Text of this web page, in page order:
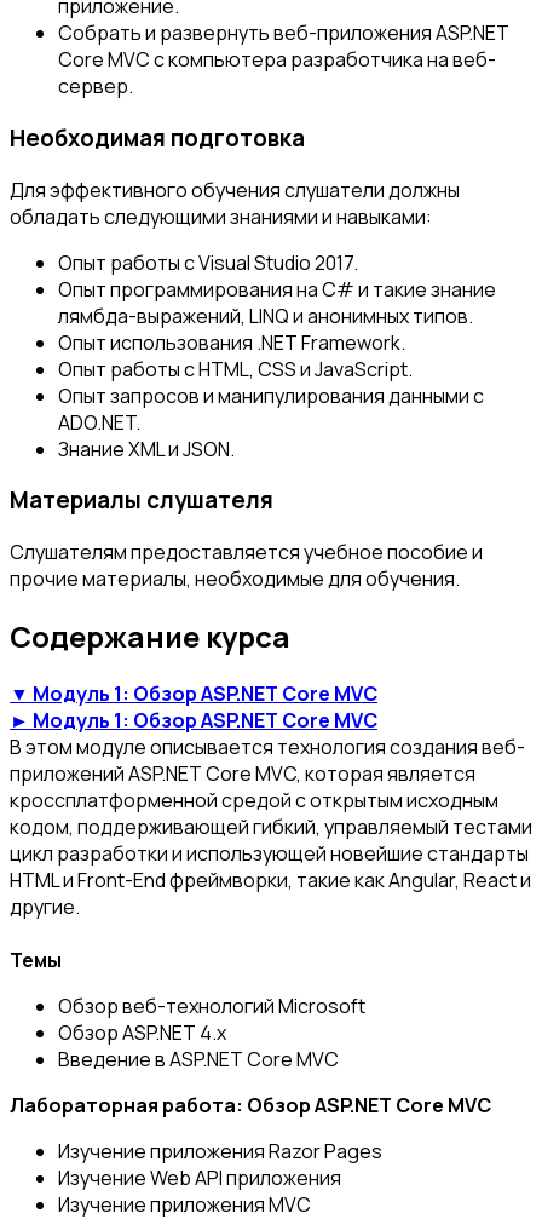
приложение.
Собрать и развернуть веб-приложения ASP.NET
Core MVC с компьютера разработчика на веб-
сервер.
Необходимая подготовка
Для эффективного обучения слушатели должны
обладать следующими знаниями и навыками:
Опыт работы с Visual Studio 2017.
Опыт программирования на C# и такие знание
лямбда-выражений, LINQ и анонимных типов.
Опыт использования .NET Framework.
Опыт работы с HTML, CSS и JavaScript.
Опыт запросов и манипулирования данными с
ADO.NET.
Знание XML и JSON.
Материалы слушателя
Слушателям предоставляется учебное пособие и
прочие материалы, необходимые для обучения.
Содержание курса
▼ Модуль 1: Обзор ASP.NET Core MVC
► Модуль 1: Обзор ASP.NET Core MVC
В этом модуле описывается технология создания веб-
приложений ASP.NET Core MVC, которая является
кроссплатформенной средой с открытым исходным
кодом, поддерживающей гибкий, управляемый тестами
цикл разработки и использующей новейшие стандарты
HTML и Front-End фреймворки, такие как Angular, React и
другие.
Темы
Обзор веб-технологий Microsoft
Обзор ASP.NET 4.x
Введение в ASP.NET Core MVC
Лабораторная работа: Обзор ASP.NET Core MVC
Изучение приложения Razor Pages
Изучение Web API приложения
Изучение приложения MVC